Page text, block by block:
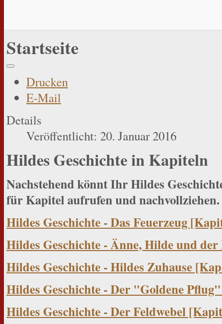
Startseite
Drucken
E-Mail
Details
Veröffentlicht: 20. Januar 2016
Hildes Geschichte in Kapiteln
Nachstehend könnt Ihr Hildes
für Kapitel aufrufen und nachvollziehen.
Hildes Geschichte - Das Feuerzeug
Hildes Geschichte - Änne, Hilde und
Hildes Geschichte - Hildes Zuhause
Hildes Geschichte - Der "Goldene
Hildes Geschichte - Der Feldwebel